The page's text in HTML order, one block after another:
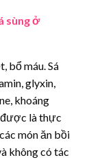
sùng ở
bổ máu. Sá
glyxin,
khoáng
là thực
món ăn bồi
không có tác